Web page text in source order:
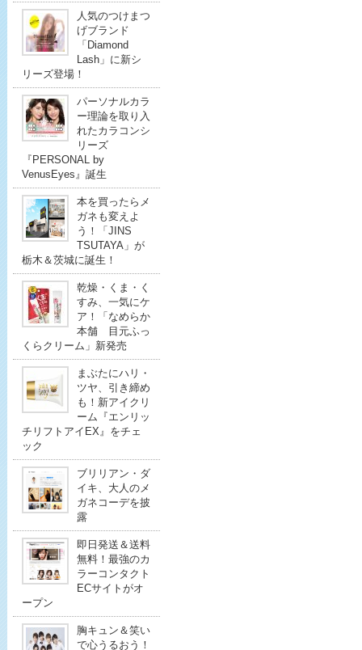
人気のつけまつ
げブランド
「Diamond
Lash」に新シ
リーズ登場！
パーソナルカラ
ー理論を取り入
れたカラコンシ
リーズ
『PERSONAL by
VenusEyes』誕生
本を買ったらメ
ガネも変えよ
う！「JINS
TSUTAYA」が
栃木＆茨城に誕生！
乾燥・くま・く
すみ、一気にケ
ア！「なめらか
本舗 目元ふっ
くらクリーム」新発売
まぶたにハリ・
ツヤ、引き締め
も！新アイクリ
ーム『エンリッ
チリフトアイEX』をチェ
ック
ブリリアン・ダ
イキ、大人のメ
ガネコーデを披
露
即日発送＆送料
無料！最強のカ
ラーコンタクト
ECサイトがオ
ープン
胸キュン＆笑い
で心うるおう！